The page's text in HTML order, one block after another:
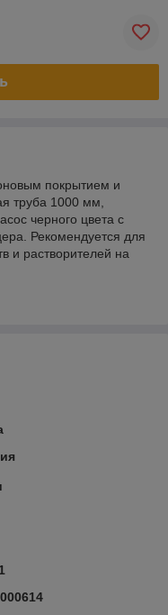
покрытием и
труба 1000 мм,
черного цвета с
Рекомендуется для
и растворителей на